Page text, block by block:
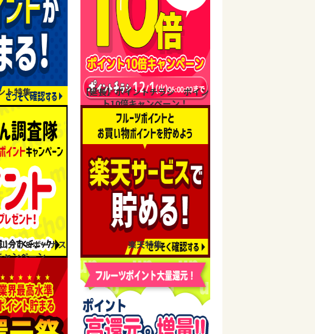
ト特集
【延長】ポイントチラシ ポイン
ト10倍キャンペーン！
分け&ボーナス
ャンペーン
楽天特集